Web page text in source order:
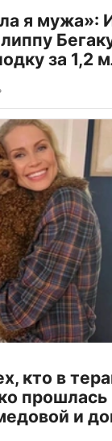
я мужа»:
за 1,2
кто в
прошлась
и